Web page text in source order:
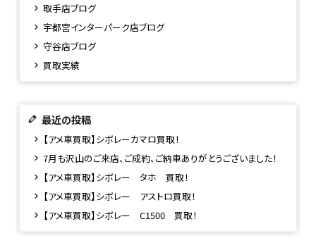
取手店ブログ
宇都宮インターパーク店ブログ
守谷店ブログ
買取実績
最近の投稿
【アメ車買取】シボレーカマロ買取！
7月も沢山のご来店、ご成約、ご納車ありがとうございました！
【アメ車買取】シボレー タホ 買取！
【アメ車買取】シボレー アストロ買取！
【アメ車買取】シボレー C1500 買取！